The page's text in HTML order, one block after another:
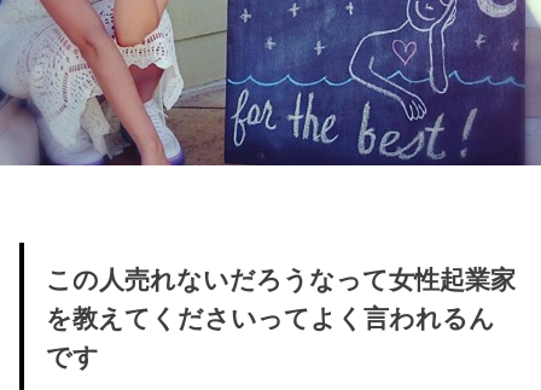
この人売れないだろうなって女性起業家
を教えてくださいってよく言われるん
です